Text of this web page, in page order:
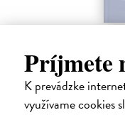
Príjmete
K prevádzke
využívame cookies
Night`s Dream
Shakespeare William|
Dvojjazyčné vydanie
v preklade Martina